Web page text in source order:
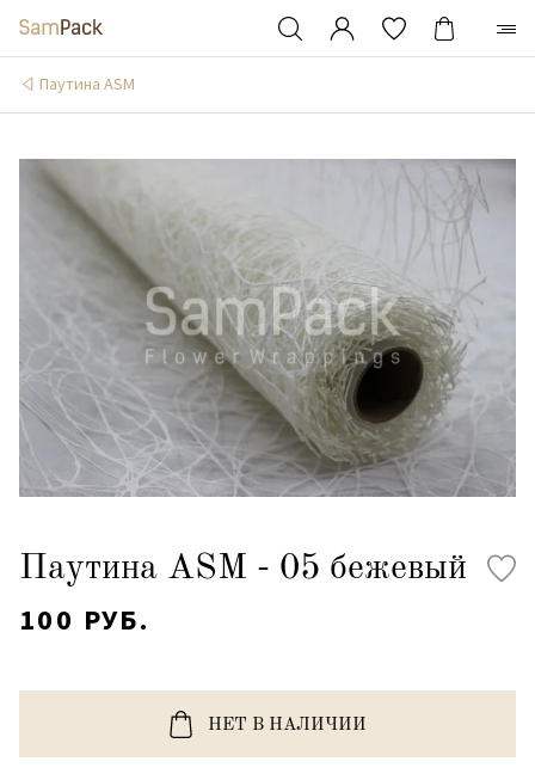
Паутина ASM
Паутина ASM - 05 бежевый
100 РУБ.
НЕТ В НАЛИЧИИ